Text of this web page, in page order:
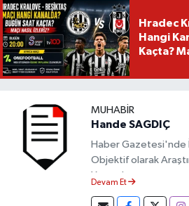
Hradec
Hangi
Kaçta?
MUHABIR
Hande SAGDIÇ
Haber Gazetesi'nde
Objektif olarak
Yapmaktayım.
Devam Et